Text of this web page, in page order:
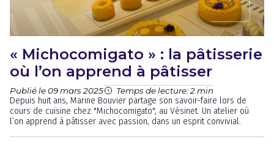
« Michocomigato » : la pâtisserie
où l’on apprend à pâtisser
Publié le 09 mars 2025 Temps de lecture: 2 min
Depuis huit ans, Marine Bouvier partage son savoir-faire lors de
cours de cuisine chez "Michocomigato", au Vésinet. Un atelier où
l’on apprend à pâtisser avec passion, dans un esprit convivial.